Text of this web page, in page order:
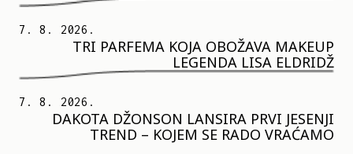
7. 8. 2026.
TRI PARFEMA KOJA OBOŽAVA MAKEUP
LEGENDA LISA ELDRIDŽ
7. 8. 2026.
DAKOTA DŽONSON LANSIRA PRVI JESENJI
TREND – KOJEM SE RADO VRAĆAMO